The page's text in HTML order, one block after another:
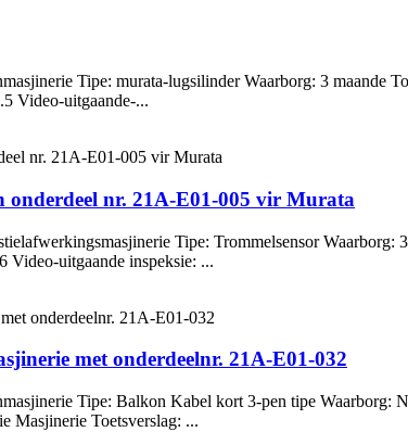
Tipe: murata-lugsilinder Waarborg: 3 maande
Video-uitgaande-...
onderdeel nr. 21A-E01-005 vir Murata
Tipe: Trommelsensor
Video-uitgaande inspeksie: ...
met onderdeelnr. 21A-E01-032
Tipe: Balkon Kabel kort 3-pen tipe Waarborg:
Masjinerie Toetsverslag: ...